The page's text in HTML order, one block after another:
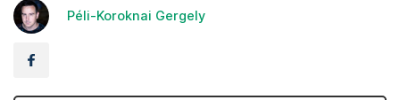
Péli-Koroknai Gergely